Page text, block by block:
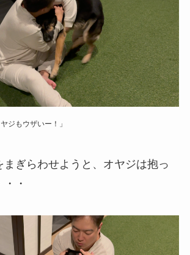
ジもウザいー！」
まぎらわせようと、オヤジは抱っ
・